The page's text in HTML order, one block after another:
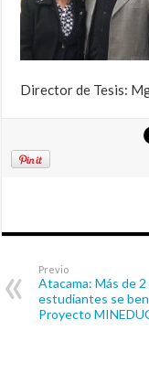
Director de Tesis:
Previo
Atacama: Más de 2
estudiantes se
Proyecto